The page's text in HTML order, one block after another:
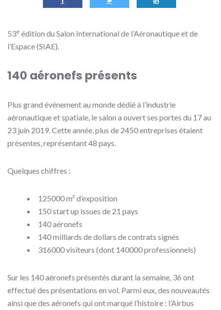
53e édition du Salon International de l’Aéronautique et de
l’Espace (SIAE).
140 aéronefs présents
Plus grand événement au monde dédié à l’industrie
aéronautique et spatiale, le salon a ouvert ses portes du 17 au
23 juin 2019. Cette année, plus de 2450 entreprises étaient
présentes, représentant 48 pays.
Quelques chiffres :
125000 m² d’exposition
150 start up issues de 21 pays
140 aéronefs
140 milliards de dollars de contrats signés
316000 visiteurs (dont 140000 professionnels)
Sur les 140 aéronefs présentés durant la semaine, 36 ont
effectué des présentations en vol. Parmi eux, des nouveautés
ainsi que des aéronefs qui ont marqué l’histoire : l’Airbus